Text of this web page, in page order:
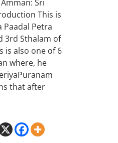
Sri
This is
Paadal Petra
3rd Sthalam of
is also one of 6
where, he
that after